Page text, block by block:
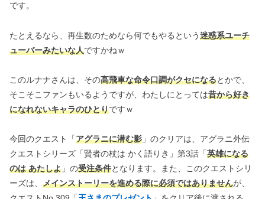
です。
たとえるなら、再生数のためなら何でもやるという迷惑系ユーチ
ューバーみたいな人ですかねｗ
このルナナさんは、その高飛車な命令口調がクセになるとかで、
そこそこファンもいるようですが、わたしにとっては昔から好き
になれないキャラのひとりですｗ
今回のクエスト「アグラニに潜む影 」のクリアは、アグラニ外伝
クエストシリーズ「賢者の杖は かく語りき」第3話「英雄になる
のは あたしよ 」の受注条件となります。また、このクエストシリ
ーズは、 メインストーリーを進める際に必須ではありませんが、